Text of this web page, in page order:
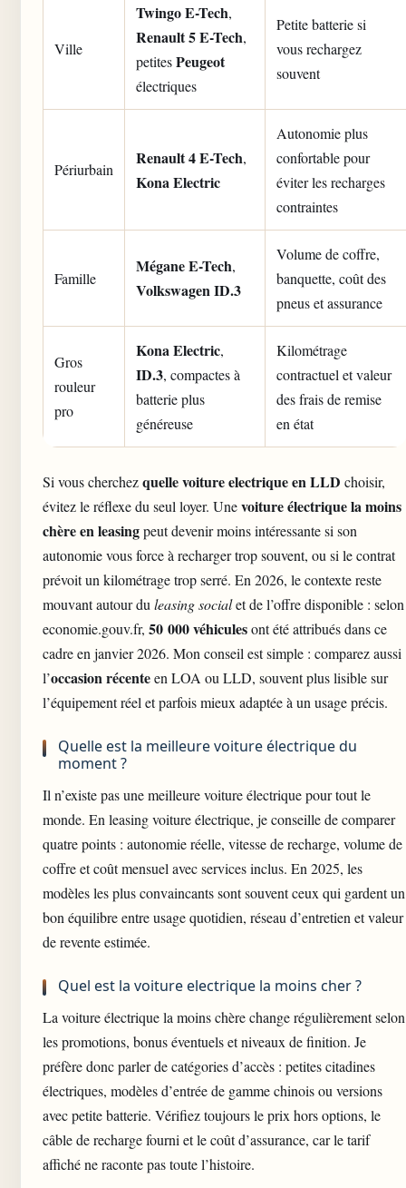
Ville
Twingo E-Tech,
Renault 5 E-Tech,
petitesPeugeot
électriques
Petite batterie si
vous rechargez
souvent
Périurbain
Renault 4 E-Tech,
Kona Electric
Autonomie plus
confortable pour
éviter les recharges
contraintes
Famille
Mégane E-Tech,
Volkswagen ID.3
Volume de coffre,
banquette, coût des
pneus et assurance
Gros
rouleur
pro
Kona Electric,
ID.3, compactes à
batterie plus
généreuse
Kilométrage
contractuel et valeur
des frais de remise
en état
Si vous cherchezquelle voiture electrique en LLD choisir,
évitez le réflexe du seul loyer. Unevoiture électrique la moins
chère en leasingpeut devenir moins intéressante si son
autonomie vous force à recharger trop souvent, ou si le contrat
prévoit un kilométrage trop serré. En 2026, le contexte reste
mouvant autour du leasing socialet de l’offre disponible : selon
economie.gouv.fr, 50 000 véhiculesont été attribués dans ce
cadre en janvier 2026. Mon conseil est simple : comparez aussi
l’occasion récenteen LOA ou LLD, souvent plus lisible sur
l’équipement réel et parfois mieux adaptée à un usage précis.
Quelle est la meilleure voiture électrique du
moment ?
Il n’existe pas une meilleure voiture électrique pour tout le
monde. En leasing voiture électrique, je conseille de comparer
quatre points : autonomie réelle, vitesse de recharge, volume de
coffre et coût mensuel avec services inclus. En 2025, les
modèles les plus convaincants sont souvent ceux qui gardent un
bon équilibre entre usage quotidien, réseau d’entretien et valeur
de revente estimée.
Quel est la voiture electrique la moins cher ?
La voiture électrique la moins chère change régulièrement selon
les promotions, bonus éventuels et niveaux de finition. Je
préfère donc parler de catégories d’accès : petites citadines
électriques, modèles d’entrée de gamme chinois ou versions
avec petite batterie. Vérifiez toujours le prix hors options, le
câble de recharge fourni et le coût d’assurance, car le tarif
affiché ne raconte pas toute l’histoire.